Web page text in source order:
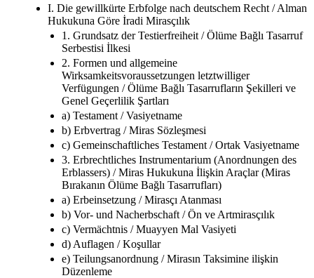
I. Die gewillkürte Erbfolge nach deutschem Recht / Alman
Hukukuna Göre İradi Mirasçılık
1. Grundsatz der Testierfreiheit / Ölüme Bağlı Tasarruf
Serbestisi İlkesi
2. Formen und allgemeine
Wirksamkeitsvoraussetzungen letztwilliger
Verfügungen / Ölüme Bağlı Tasarrufların Şekilleri ve
Genel Geçerlilik Şartları
a) Testament / Vasiyetname
b) Erbvertrag / Miras Sözleşmesi
c) Gemeinschaftliches Testament / Ortak Vasiyetname
3. Erbrechtliches Instrumentarium (Anordnungen des
Erblassers) / Miras Hukukuna İlişkin Araçlar (Miras
Bırakanın Ölüme Bağlı Tasarrufları)
a) Erbeinsetzung / Mirasçı Atanması
b) Vor- und Nacherbschaft / Ön ve Artmirasçılık
c) Vermächtnis / Muayyen Mal Vasiyeti
d) Auflagen / Koşullar
e) Teilungsanordnung / Mirasın Taksimine ilişkin
Düzenleme